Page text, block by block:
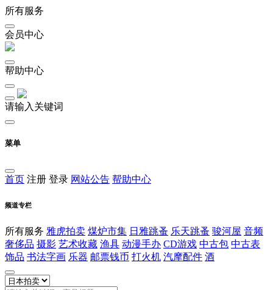
所有服务
会员中心
帮助中心
请输入关键词
菜单
首页 注册 登录 网站公告 帮助中心
频道专栏
所有服务 雅虎拍卖 煤炉市集 日雅跳蚤 乐天跳蚤 骏河屋 音频
奢侈品 摄影 艺术收藏 渔具 动漫手办 CD游戏 中古包 中古表
饰品 书法字画 乐器 邮票钱币 打火机 汽摩配件 酒